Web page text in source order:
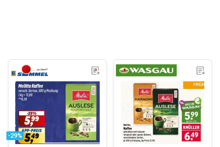
-29%